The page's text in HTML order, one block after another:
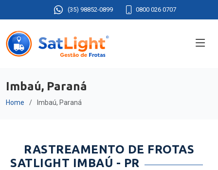
(35) 98852-0899 0800 026 0707
Imbaú, Paraná
Home Imbaú, Paraná
RASTREAMENTO DE FROTAS
SATLIGHT IMBAÚ - PR